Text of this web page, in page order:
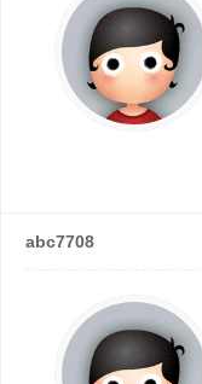
abc7708